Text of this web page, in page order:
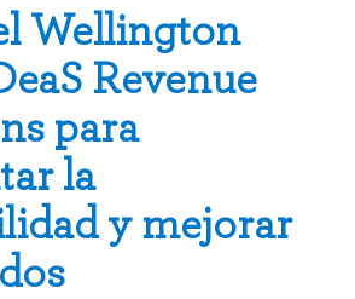
Wellington
Revenue
para
la
y mejorar